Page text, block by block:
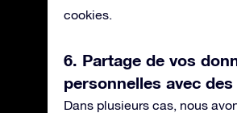
cookies.
6. Partage de vos
personnelles avec
Dans plusieurs cas, nous